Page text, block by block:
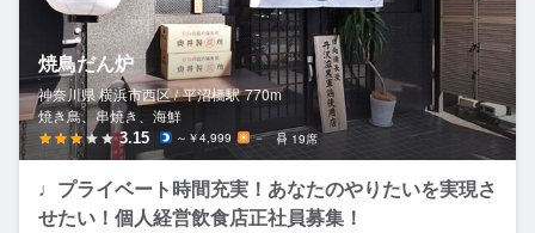
焼鳥だん炉
神奈川県 横浜市西区 / 平沼橋駅 770m
焼き鳥、串焼き、海鮮
3.15 ～￥4,999 － 19席
♩プライベート時間充実！あなたのやりたいを実現さ
せたい！個人経営飲食店正社員募集！